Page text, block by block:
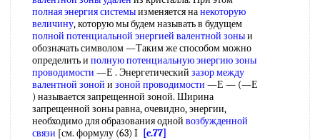
полная энергия системыизменяется нанекоторую
величину, которую мы будем называть в будущем
полной потенциальной энергией валентной зоныи
обозначать символом —Таким же способом можно
определить и полную потенциальную энергиюзоны
проводимости —Е . Энергетический зазор между
валентной зоной и зоной проводимости —Е — (—Е
) называется запрещенной зоной. Ширина
запрещенной зоны равна, очевидно, энергии,
необходимо для образования одной возбужденной
связи [см. формулу (63) I [c.77]